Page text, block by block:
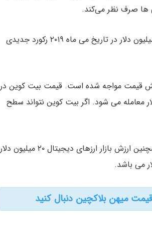
کوین تلگراف گزارش داد که قراردادهای آتی CME با حجم روزانه ۵۱۵ میلیون دلار در تاریخ می ماه ۲۰۱۹ رکورد جدیدی
قیمت مواجه شده است. قیمت بیت کوین در
دقیقه ۶۰۰ دلار کاهش یافت و در حال حاضر بر روی ۹۴۹۰ دلار معامله می شود. اگر بیت کوین نتواند سطح
با کاهش قیمت بیت کوین، آلتکوین ها نیز با کاهش روبرو شدند و همچنین ارزش بازار ارزهای دیجیتال ۲۰ میلیون دلار
میهن بلاکچین دنبال کنید